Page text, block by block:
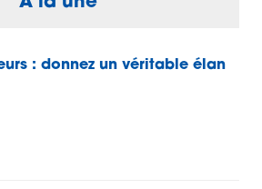
: donnez un véritable élan